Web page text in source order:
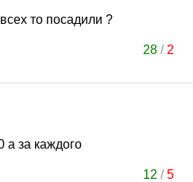
то посадили ?
28 / 2
а за каждого
12 /5